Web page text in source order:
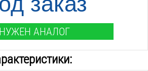
НУЖЕН АНАЛОГ